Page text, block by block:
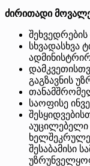
ძირითადი
სხვადასხვა
გაგზავნის
საოფისე
აუცილებელი
შესაბამისი